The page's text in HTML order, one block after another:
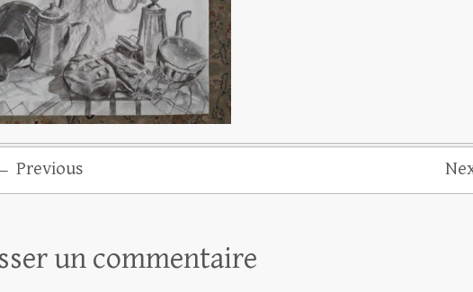
Previous
un commentaire